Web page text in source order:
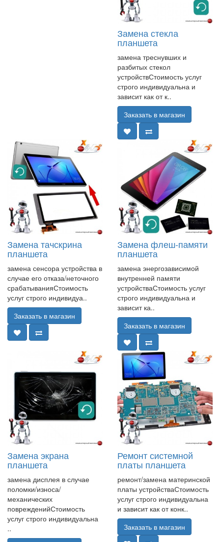
Замена стекла
планшета
замена треснувших и
разбитых стекол
устройствСтоимость услуг
строго индивидуальна и
зависит как от к..
Заказать в магазин
Замена тачскрина
планшета
замена сенсора устройства в
случае его отказа/неточного
срабатыванияСтоимость
услуг строго индивидуа..
Заказать в магазин
Замена флеш-памяти
планшета
замена энергозависимой
внутренней памяти
устройстваСтоимость услуг
строго индивидуальна и
зависит ка..
Заказать в магазин
Замена экрана
планшета
замена дисплея в случае
поломки/износа/
механических
поврежденийСтоимость
услуг строго индивидуальна
..
Ремонт системной
платы планшета
ремонт/замена материнской
платы устройстваСтоимость
услуг строго индивидуальна
и зависит как от конк..
Заказать в магазин